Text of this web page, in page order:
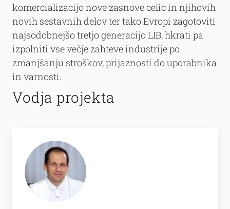
komercializacijo nove zasnove celic in njihovih
novih sestavnih delov ter tako Evropi zagotoviti
najsodobnejšo tretjo generacijo LIB, hkrati pa
izpolniti vse večje zahteve industrije po
zmanjšanju stroškov, prijaznosti do uporabnika
in varnosti.
Vodja projekta